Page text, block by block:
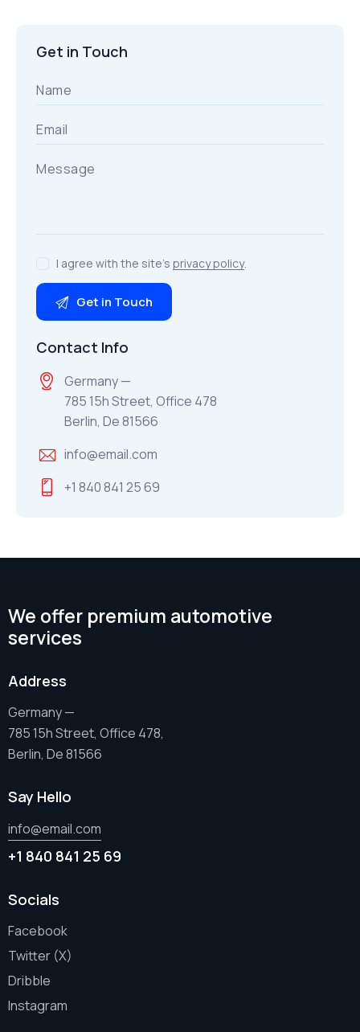
Get in Touch
I agree with the site’sprivacy policy.
Contact Info
Germany —
785 15h Street, Office 478
Berlin, De 81566
info@email.com
+1 840 841 25 69
We offer premium automotive
services
Address
Germany —
785 15h Street, Office 478,
Berlin, De 81566
Say Hello
info@email.com
+1 840 841 25 69
Socials
Facebook
Twitter (X)
Dribble
Instagram